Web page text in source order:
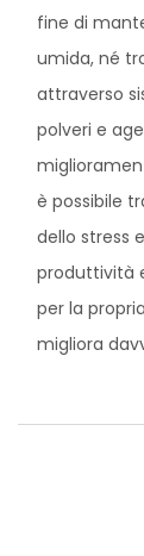
fine di
umida, né
attraverso
polveri e
è possibile
dello stress
produttività
per la
migliora